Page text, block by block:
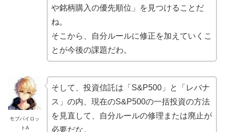
や銘柄購入の優先順位」を見つけることだ
ね。
そこから、自分ルールに修正を加えていくこ
とが今後の課題だわ。
モブパイロッ
トA
そして、投資信託は「S&P500」と「レバナ
ス」の内、現在のS&P500の一括投資の方法
を見直して、自分ルールの修理または廃止が
必要だな。